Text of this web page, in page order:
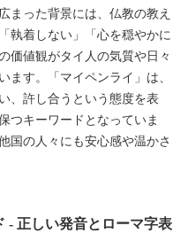
まった背景には、仏教の教え
執着しない」「心を穏やかに
価値観がタイ人の気質や日々
す。「マイペンライ」は、
、許し合うという態度を表
つキーワードとなっていま
国の人々にも安心感や温かさ
- 正しい発音とローマ字表